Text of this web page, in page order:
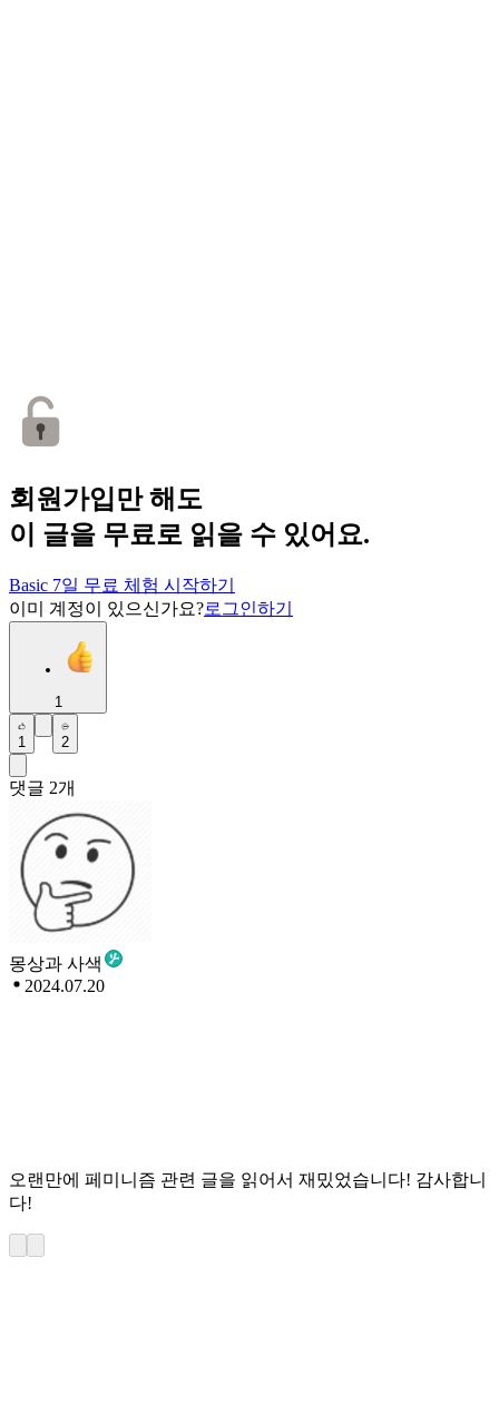
회원가입만 해도
이 글을 무료로 읽을 수 있어요.
Basic 7일 무료 체험 시작하기
이미 계정이 있으신가요?로그인하기
1
1 2
댓글 2개
몽상과 사색
2024.07.20
오랜만에 페미니즘 관련 글을 읽어서 재밌었습니다! 감사합니
다!